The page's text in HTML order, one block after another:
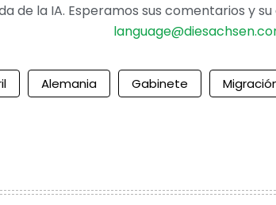
de la IA. Esperamos sus comentarios y
Alemania Gabinete